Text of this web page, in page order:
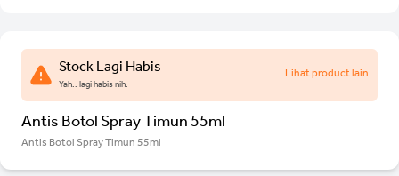
Stock Lagi Habis
Yah.. lagi habis nih.
Lihat product lain
Antis Botol Spray Timun 55ml
Antis Botol Spray Timun 55ml